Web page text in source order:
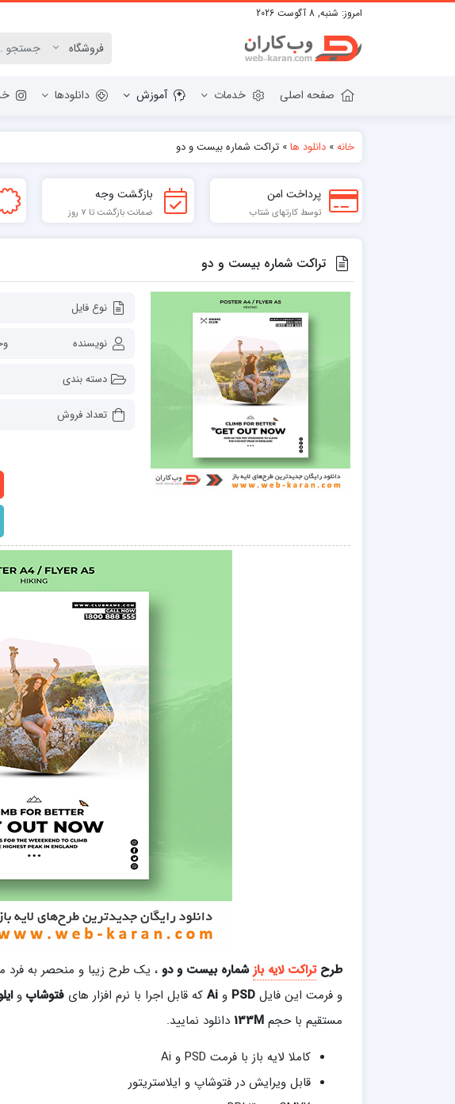
امروز: شنبه, 8 آگوست 2026
صفحه اصلی خدمات آموزش دانلودها
دانلود وردپرس
پلاگین های وردپرس
قالب HTML
قالب BOOTSTRAP
قالب WORDPRESS
خانه» دانلود ها» تراکت شماره بیست و دو
پرداخت امن
توسط کارتهای شتاب
بازگشت وجه
ضمانت بازگشت تا 7 روز
تراکت شماره بیست و دو
نوع فایل
نویسنده
دسته بندی
تعداد فروش
طرحتراکت لایه بازشماره بیست و دو ، یک طرح زیبا و منحصر به فرد
و فرمت این فایل PSD و Ai که قابل اجرا با نرم افزار های فتوشاپ و
مستقیم با حجم 133M دانلود نمایید.
کاملا لایه باز با فرمت PSD و Ai
قابل ویرایش در فتوشاپ و ایلاستریتور